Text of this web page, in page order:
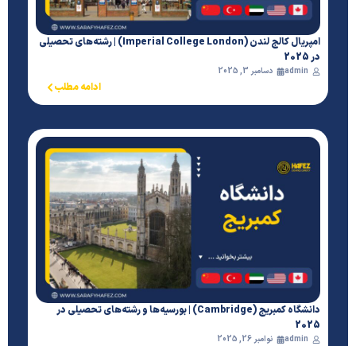
امپریال کالج لندن (Imperial College London) | رشته‌های تحصیلی
admin دسامبر 3, 2025
ادامه مطلب
دانشگاه کمبریج (Cambridge) | بورسیه‌ها و رشته‌های تحصیلی در
admin نوامبر 26, 2025